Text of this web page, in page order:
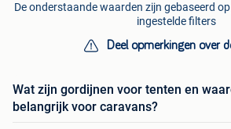
De onderstaande waarden zijn gebaseerd
ingestelde filters
Deel opmerkingen over
Wat zijn gordijnen voor tenten en
belangrijk voor caravans?